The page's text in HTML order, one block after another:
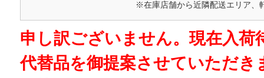
※在庫店舗から近隣配送エリア、
申し訳ございません。現在入荷
代替品を御提案させていただき